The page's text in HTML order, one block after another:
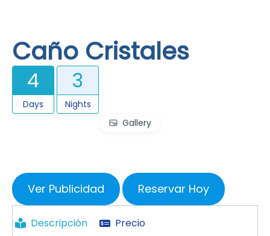
Caño Cristales
4
Days
3
Nights
Gallery
Ver Publicidad Reservar Hoy
Descripción Precio